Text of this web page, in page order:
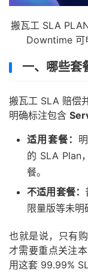
搬瓦工 SLA
Downtime 可
一、哪些套
搬瓦工 SLA 赔偿
明确标注包含
适用套餐：
的 SLA Plan
餐。
不适用套餐：
限量版等未明
也就是说，只有
才需要重点关注
用这套 99.99%